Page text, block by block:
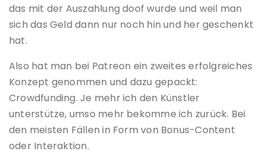
das mit der Auszahlung doof wurde und weil man
sich das Geld dann nur noch hin und her geschenkt
hat.
Also hat man bei Patreon ein zweites erfolgreiches
Konzept genommen und dazu gepackt:
Crowdfunding. Je mehr ich den Künstler
unterstütze, umso mehr bekomme ich zurück. Bei
den meisten Fällen in Form von Bonus-Content
oder Interaktion.